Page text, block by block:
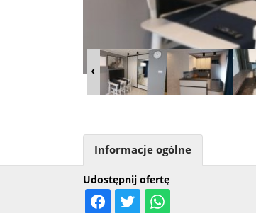
Udostępnij ofertę
Informacje ogólne